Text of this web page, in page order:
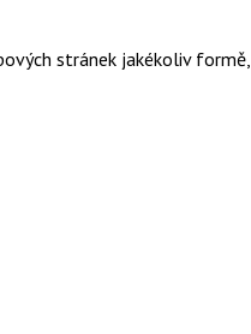
stránek jakékoliv